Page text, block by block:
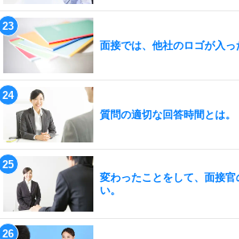
面接では、他社のロゴが入っ
質問の適切な回答時間とは。
変わったことをして、面接
い。